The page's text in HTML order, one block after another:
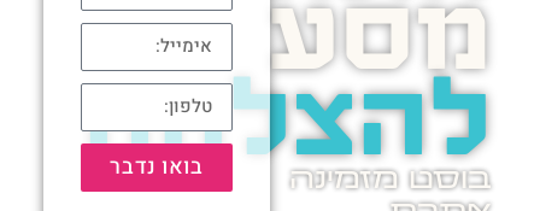
מסע
להצלחה
בוסט מזמינה
בואו נדבר